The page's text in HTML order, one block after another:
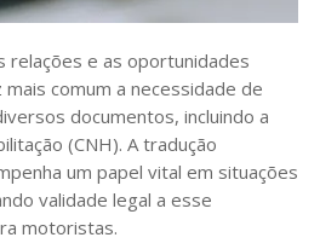
relações e as oportunidades
comum a necessidade de
documentos, incluindo a
(CNH). A tradução
um papel vital em situações
validade legal a esse
motoristas.